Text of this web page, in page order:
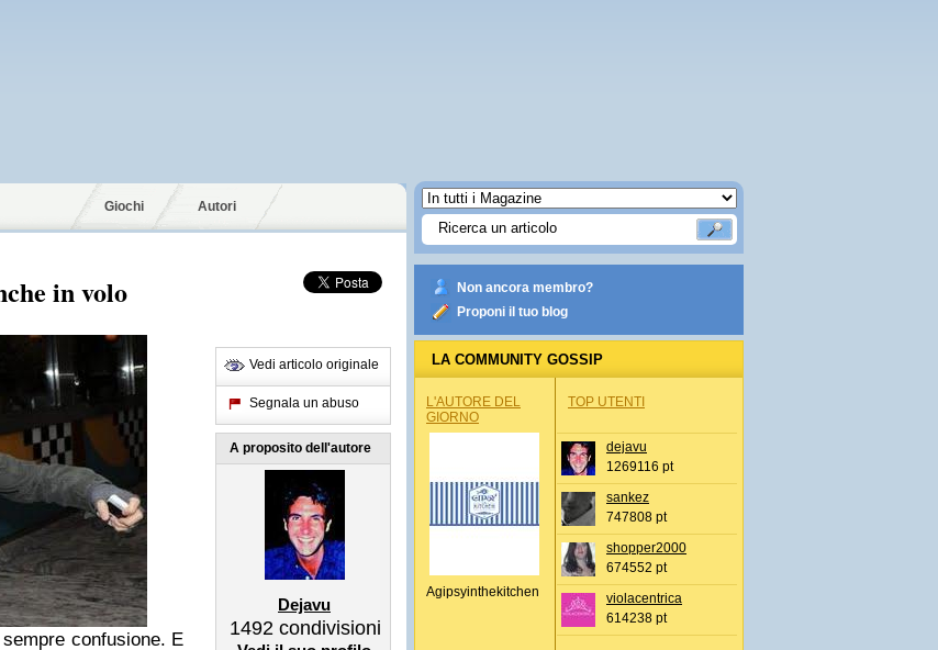
Giochi Autori
in volo
confusione. E
Vedi articolo originale
Segnala un abuso
A proposito dell'autore
Dejavu
1492 condivisioni
Non ancora membro?
Proponi il tuo blog
LA COMMUNITY GOSSIP
L'AUTORE DEL
GIORNO
Agipsyinthekitchen
TOP UTENTI
dejavu
1269116 pt
sankez
747808 pt
shopper2000
674552 pt
violacentrica
614238 pt